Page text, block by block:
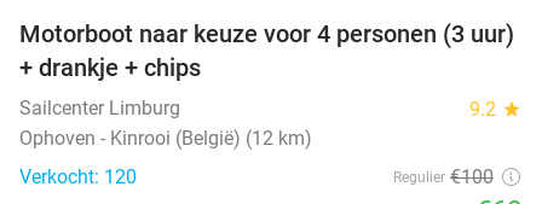
31%
Motorboot naar keuze voor 4 personen (3 uur)
+ drankje + chips
Sailcenter Limburg 9.2 star
Ophoven - Kinrooi (België) (12 km)
Verkocht: 120
Regulier €100